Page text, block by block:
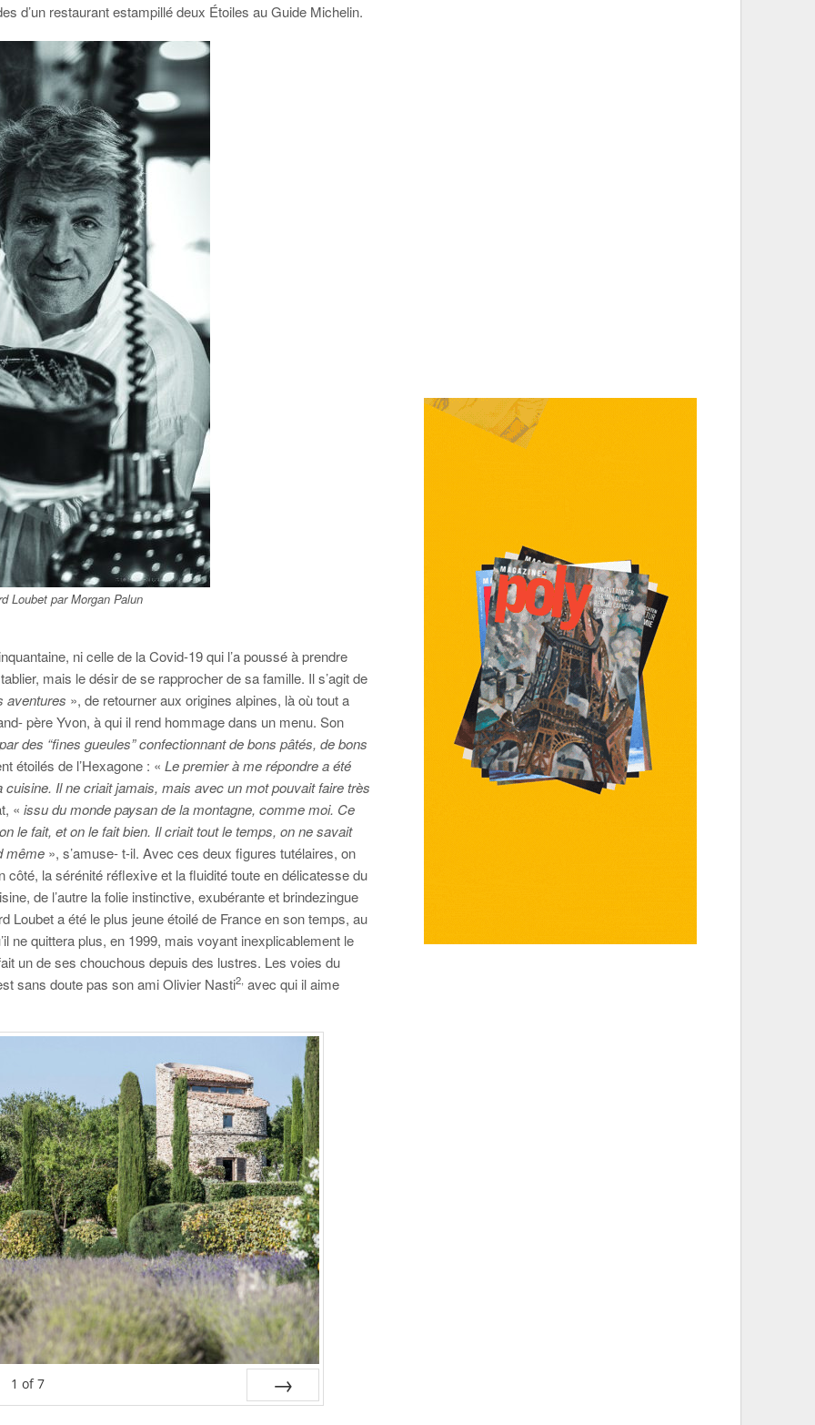
d’un restaurant estampillé deux Étoiles au Guide Michelin.
Loubet par Morgan Palun
ni celle de la Covid-19 qui l’a poussé à prendre
mais le désir de se rapprocher de sa famille. Il s’agit de
aventures », de retourner aux origines alpines, là où tout a
père Yvon, à qui il rend hommage dans un menu. Son
des “fines gueules” confectionnant de bons pâtés, de bons
étoilés de l’Hexagone : « Le premier à me répondre a été
Il ne criait jamais, mais avec un mot pouvait faire très
« issu du monde paysan de la montagne, comme moi. Ce
le fait, et on le fait bien. Il criait tout le temps, on ne savait
même », s’amuse- t-il. Avec ces deux figures tutélaires, on
la sérénité réflexive et la fluidité toute en délicatesse du
de l’autre la folie instinctive, exubérante et brindezingue
Loubet a été le plus jeune étoilé de France en son temps, au
ne quittera plus, en 1999, mais voyant inexplicablement le
un de ses chouchous depuis des lustres. Les voies du
sans doute pas son ami Olivier Nasti2, avec qui il aime
1 of 7